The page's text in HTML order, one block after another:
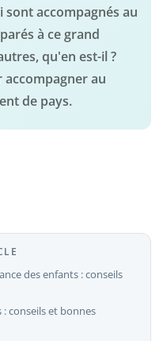
accompagnés au
à ce grand
qu'en est-il ?
accompagner au
de pays.
des enfants : conseils
conseils et bonnes